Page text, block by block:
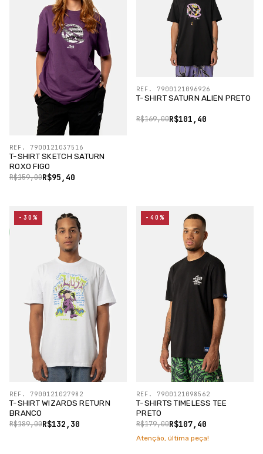
T-SHIRT SKETCH SATURN
ROXO FIGO
R$95,40
R$159,00
REF. 7900121037516
T-SHIRT SATURN ALIEN PRETO
R$101,40
R$169,00
REF. 7900121096926
T-SHIRT WIZARDS RETURN
BRANCO
R$132,30
R$189,00
REF. 7900121027982
-30%
T-SHIRTS TIMELESS TEE
PRETO
R$107,40
R$179,00
REF. 7900121098562
-40%
Atenção, última peça!